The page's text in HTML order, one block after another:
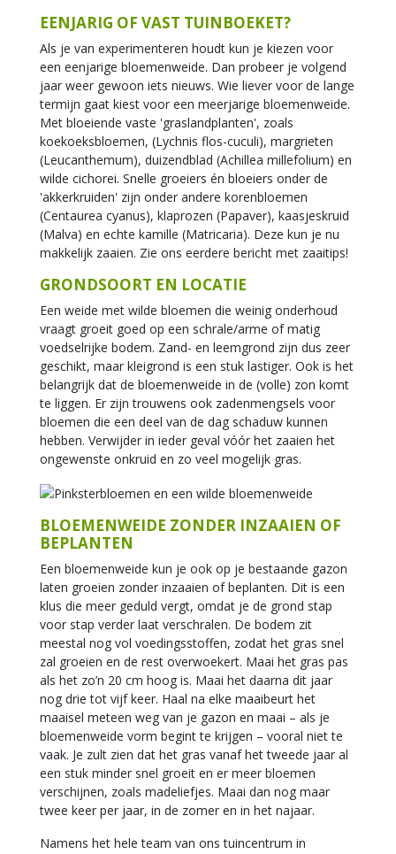
EENJARIG OF VAST TUINBOEKET?
Als je van experimenteren houdt kun je kiezen voor
een eenjarige bloemenweide. Dan probeer je volgend
jaar weer gewoon iets nieuws. Wie liever voor de lange
termijn gaat kiest voor een meerjarige bloemenweide.
Met bloeiende vaste 'graslandplanten', zoals
koekoeksbloemen, (Lychnis flos-cuculi), margrieten
(Leucanthemum), duizendblad (Achillea millefolium) en
wilde cichorei. Snelle groeiers én bloeiers onder de
'akkerkruiden' zijn onder andere korenbloemen
(Centaurea cyanus), klaprozen (Papaver), kaasjeskruid
(Malva) en echte kamille (Matricaria). Deze kun je nu
makkelijk zaaien. Zie ons eerdere bericht met zaaitips!
GRONDSOORT EN LOCATIE
Een weide met wilde bloemen die weinig onderhoud
vraagt groeit goed op een schrale/arme of matig
voedselrijke bodem. Zand- en leemgrond zijn dus zeer
geschikt, maar kleigrond is een stuk lastiger. Ook is het
belangrijk dat de bloemenweide in de (volle) zon komt
te liggen. Er zijn trouwens ook zadenmengsels voor
bloemen die een deel van de dag schaduw kunnen
hebben. Verwijder in ieder geval vóór het zaaien het
ongewenste onkruid en zo veel mogelijk gras.
BLOEMENWEIDE ZONDER INZAAIEN OF
BEPLANTEN
Een bloemenweide kun je ook op je bestaande gazon
laten groeien zonder inzaaien of beplanten. Dit is een
klus die meer geduld vergt, omdat je de grond stap
voor stap verder laat verschralen. De bodem zit
meestal nog vol voedingsstoffen, zodat het gras snel
zal groeien en de rest overwoekert. Maai het gras pas
als het zo’n 20 cm hoog is. Maai het daarna dit jaar
nog drie tot vijf keer. Haal na elke maaibeurt het
maaisel meteen weg van je gazon en maai – als je
bloemenweide vorm begint te krijgen – vooral niet te
vaak. Je zult zien dat het gras vanaf het tweede jaar al
een stuk minder snel groeit en er meer bloemen
verschijnen, zoals madeliefjes. Maai dan nog maar
twee keer per jaar, in de zomer en in het najaar.
Namens het hele team van ons tuincentrum in